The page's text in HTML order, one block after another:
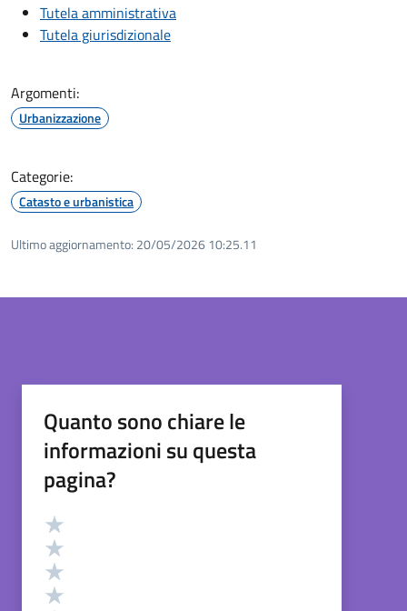
Tutela amministrativa
Tutela giurisdizionale
Argomenti:
Urbanizzazione
Categorie:
Catasto e urbanistica
Ultimo aggiornamento: 20/05/2026 10:25.11
Quanto sono chiare le
informazioni su questa
pagina?
Valutazione